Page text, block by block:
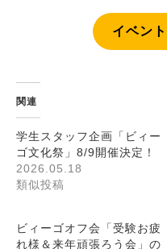
イベン
関連
学生スタッフ企画「ビィー
ゴ文化祭」8/9開催決定！
2026.05.18
類似投稿
ビィーゴオフ会「受験お疲
れ様＆来年頑張ろう会」の